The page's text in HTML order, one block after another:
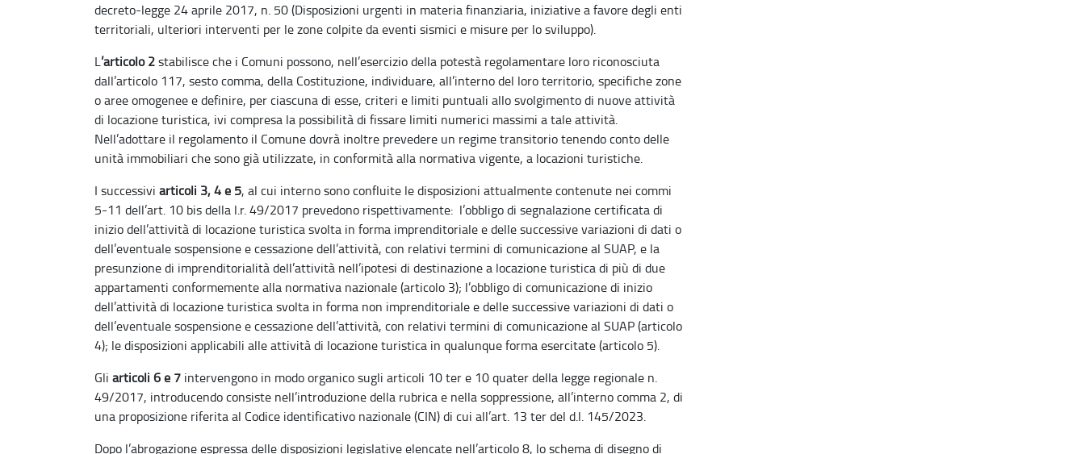
decreto-legge 24 aprile 2017, n. 50 (Disposizioni urgenti in materia finanziaria, iniziative a favore degli enti
territoriali, ulteriori interventi per le zone colpite da eventi sismici e misure per lo sviluppo).
L’articolo 2stabilisce che i Comuni possono, nell’esercizio della potestà regolamentare loro riconosciuta
dall’articolo 117, sesto comma, della Costituzione, individuare, all’interno del loro territorio, specifiche zone
o aree omogenee e definire, per ciascuna di esse, criteri e limiti puntuali allo svolgimento di nuove attività
di locazione turistica, ivi compresa la possibilità di fissare limiti numerici massimi a tale attività.
Nell’adottare il regolamento il Comune dovrà inoltre prevedere un regime transitorio tenendo conto delle
unità immobiliari che sono già utilizzate, in conformità alla normativa vigente, a locazioni turistiche.
I successivi articoli 3, 4 e 5, al cui interno sono confluite le disposizioni attualmente contenute nei commi
5-11 dell’art. 10 bis della l.r. 49/2017 prevedono rispettivamente: l’obbligo di segnalazione certificata di
inizio dell’attività di locazione turistica svolta in forma imprenditoriale e delle successive variazioni di dati o
dell’eventuale sospensione e cessazione dell’attività, con relativi termini di comunicazione al SUAP, e la
presunzione di imprenditorialità dell’attività nell’ipotesi di destinazione a locazione turistica di più di due
appartamenti conformemente alla normativa nazionale (articolo 3); l’obbligo di comunicazione di inizio
dell’attività di locazione turistica svolta in forma non imprenditoriale e delle successive variazioni di dati o
dell’eventuale sospensione e cessazione dell’attività, con relativi termini di comunicazione al SUAP (articolo
4); le disposizioni applicabili alle attività di locazione turistica in qualunque forma esercitate (articolo 5).
Gli articoli 6 e 7 intervengono in modo organico sugli articoli 10 ter e 10 quater della legge regionale n.
49/2017, introducendo consiste nell’introduzione della rubrica e nella soppressione, all’interno comma 2, di
una proposizione riferita al Codice identificativo nazionale (CIN) di cui all’art. 13 ter del d.l. 145/2023.
Dopo l’abrogazione espressa delle disposizioni legislative elencate nell’articolo 8, lo schema di disegno di